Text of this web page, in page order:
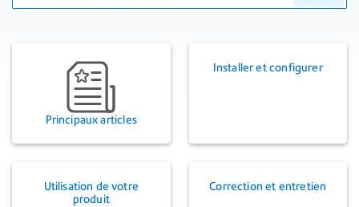
Principaux articles
Installer et configurer
Utilisation de votre
produit
Correction et entretien